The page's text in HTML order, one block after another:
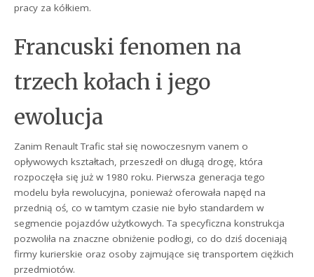
pracy za kółkiem.
Francuski fenomen na
trzech kołach i jego
ewolucja
Zanim Renault Trafic stał się nowoczesnym vanem o
opływowych kształtach, przeszedł on długą drogę, która
rozpoczęła się już w 1980 roku. Pierwsza generacja tego
modelu była rewolucyjna, ponieważ oferowała napęd na
przednią oś, co w tamtym czasie nie było standardem w
segmencie pojazdów użytkowych. Ta specyficzna konstrukcja
pozwoliła na znaczne obniżenie podłogi, co do dziś doceniają
firmy kurierskie oraz osoby zajmujące się transportem ciężkich
przedmiotów.